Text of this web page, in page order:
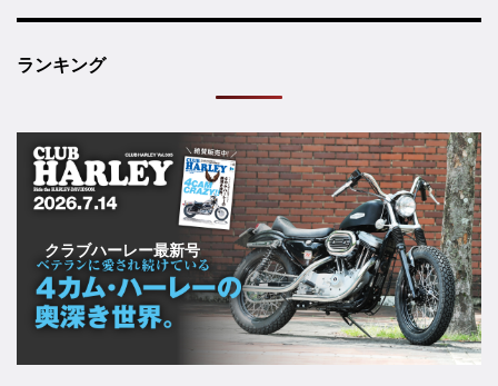
ランキング
クラブハーレー最新号